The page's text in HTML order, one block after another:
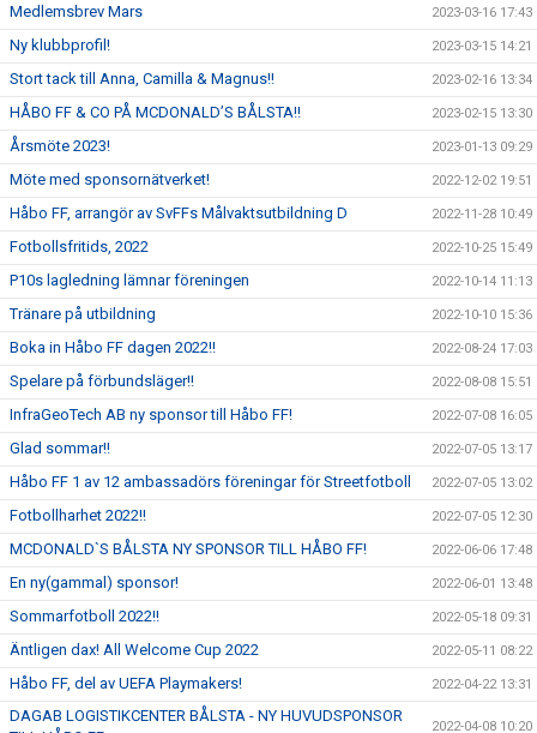
Medlemsbrev Mars 2023-03-16 17:43
Ny klubbprofil! 2023-03-15 14:21
Stort tack till Anna, Camilla & Magnus!! 2023-02-16 13:34
HÅBO FF & CO PÅ MCDONALD’S BÅLSTA!! 2023-02-15 13:30
Årsmöte 2023! 2023-01-13 09:29
Möte med sponsornätverket! 2022-12-02 19:51
Håbo FF, arrangör av SvFFs Målvaktsutbildning D 2022-11-28 10:49
Fotbollsfritids, 2022 2022-10-25 15:49
P10s lagledning lämnar föreningen 2022-10-14 11:13
Tränare på utbildning 2022-10-10 15:36
Boka in Håbo FF dagen 2022!! 2022-08-24 17:03
Spelare på förbundsläger!! 2022-08-08 15:51
InfraGeoTech AB ny sponsor till Håbo FF! 2022-07-08 16:05
Glad sommar!! 2022-07-05 13:17
Håbo FF 1 av 12 ambassadörs föreningar för Streetfotboll 2022-07-05 13:02
Fotbollharhet 2022!! 2022-07-05 12:30
MCDONALD`S BÅLSTA NY SPONSOR TILL HÅBO FF! 2022-06-06 17:48
En ny(gammal) sponsor! 2022-06-01 13:48
Sommarfotboll 2022!! 2022-05-18 09:31
Äntligen dax! All Welcome Cup 2022 2022-05-11 08:22
Håbo FF, del av UEFA Playmakers! 2022-04-22 13:31
DAGAB LOGISTIKCENTER BÅLSTA - NY HUVUDSPONSOR
2022-04-08 10:20